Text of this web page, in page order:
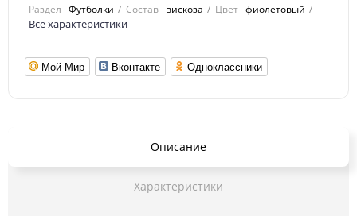
Раздел Футболки Состав вискоза Цвет фиолетовый
Все характеристики
Мой Мир Вконтакте Одноклассники
Описание
Характеристики